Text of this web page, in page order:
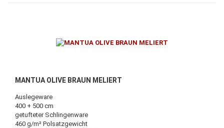
MANTUA OLIVE BRAUN MELIERT
Auslegeware
400 + 500 cm
getufteter Schlingenware
460 g/m² Polsatzgewicht